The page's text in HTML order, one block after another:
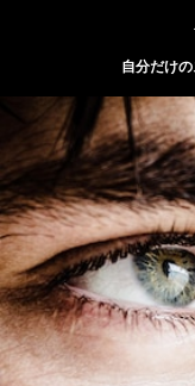
自分だけ